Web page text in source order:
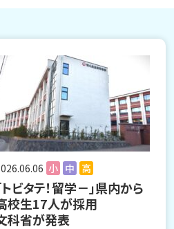
小 中 高
トビタテ！留学－」県内から
校生17人が採用
科省が発表